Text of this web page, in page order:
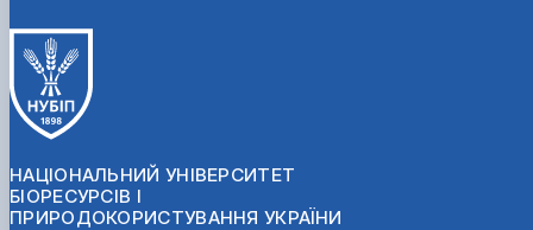
НАЦІОНАЛЬНИЙ УНІВЕРСИТЕТ
БІОРЕСУРСІВ І
ПРИРОДОКОРИСТУВАННЯ УКРАЇНИ